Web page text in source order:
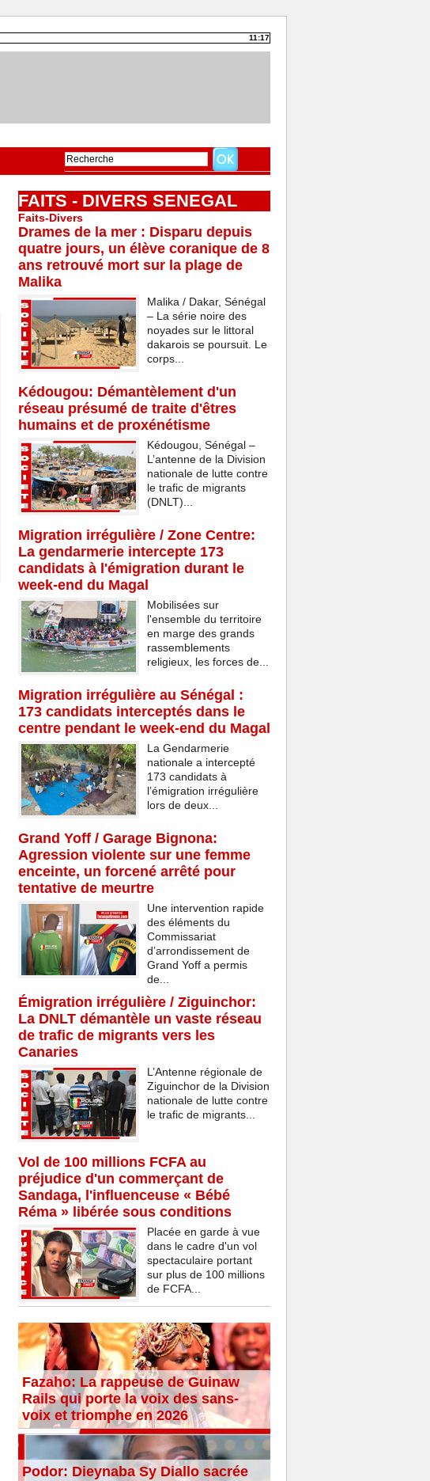
11:17
FAITS - DIVERS SENEGAL
Faits-Divers
Drames de la mer : Disparu depuis
quatre jours, un élève coranique de 8
ans retrouvé mort sur la plage de
Malika
Malika / Dakar, Sénégal
– La série noire des
noyades sur le littoral
dakarois se poursuit. Le
corps...
Kédougou: Démantèlement d'un
réseau présumé de traite d'êtres
humains et de proxénétisme
Kédougou, Sénégal –
L’antenne de la Division
nationale de lutte contre
le trafic de migrants
(DNLT)...
Migration irrégulière / Zone Centre:
La gendarmerie intercepte 173
candidats à l'émigration durant le
week-end du Magal
Mobilisées sur
l'ensemble du territoire
en marge des grands
rassemblements
religieux, les forces de...
Migration irrégulière au Sénégal :
173 candidats interceptés dans le
centre pendant le week-end du Magal
La Gendarmerie
nationale a intercepté
173 candidats à
l’émigration irrégulière
lors de deux...
Grand Yoff / Garage Bignona:
Agression violente sur une femme
enceinte, un forcené arrêté pour
tentative de meurtre
Une intervention rapide
des éléments du
Commissariat
d’arrondissement de
Grand Yoff a permis
de...
Émigration irrégulière / Ziguinchor:
La DNLT démantèle un vaste réseau
de trafic de migrants vers les
Canaries
L’Antenne régionale de
Ziguinchor de la Division
nationale de lutte contre
le trafic de migrants...
Vol de 100 millions FCFA au
préjudice d'un commerçant de
Sandaga, l'influenceuse « Bébé
Réma » libérée sous conditions
Placée en garde à vue
dans le cadre d'un vol
spectaculaire portant
sur plus de 100 millions
de FCFA...
Fazaho: La rappeuse de Guinaw
Rails qui porte la voix des sans-
voix et triomphe en 2026
Podor: Dieynaba Sy Diallo sacrée